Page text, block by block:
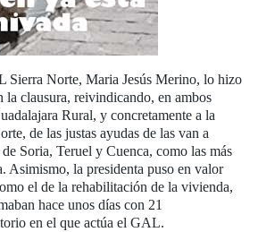
Sierra Norte, Maria Jesús Merino, lo hizo
la clausura, reivindicando, en ambos
Rural, y concretamente a la
de las justas ayudas de las van a
Soria, Teruel y Cuenca, como las más
Asimismo, la presidenta puso en valor
el de la rehabilitación de la vivienda,
hace unos días con 21
en el que actúa el GAL.